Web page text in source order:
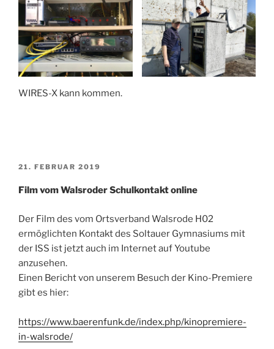
WIRES-X kann kommen.
VERÖFFENTLICHT
21. FEBRUAR 2019
Film vom Walsroder Schulkontakt online
Der Film des vom Ortsverband Walsrode H02
ermöglichten Kontakt des Soltauer Gymnasiums mit
der ISS ist jetzt auch im Internet auf Youtube
anzusehen.
Einen Bericht von unserem Besuch der Kino-Premiere
gibt es hier:
https://www.baerenfunk.de/index.php/kinopremiere-
in-walsrode/